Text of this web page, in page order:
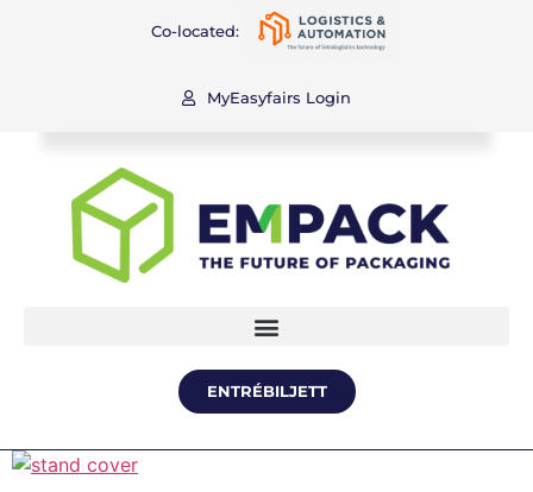
Co-located:
MyEasyfairs Login
ENTRÉBILJETT